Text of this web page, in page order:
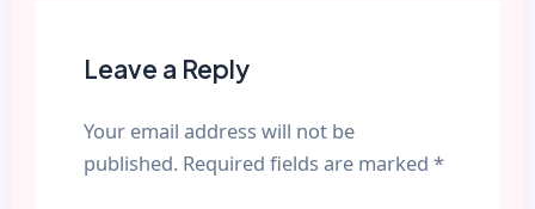
Leave a Reply
Your email address will not be
published. Required fields are marked *